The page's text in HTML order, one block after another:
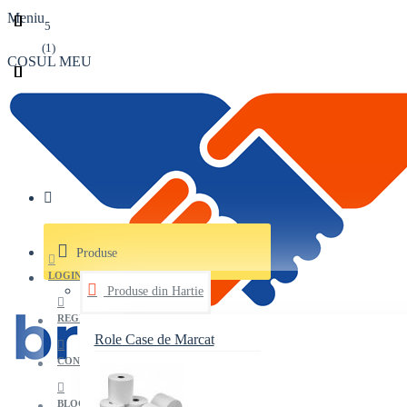
Meniu
COSUL MEU
Produse
Produse din Hartie
Role Case de Marcat
LOGIN
REGISTER
CONTACT
BLOG
5
(1)